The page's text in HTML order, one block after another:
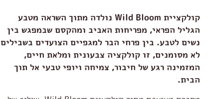
קולקציית Wild Bloom נולדה מתוך השראה מטבע
הגליל הפראי, מפריחות האביב ומהקסם שבמפגש בין
נשים לטבע. בין פרחי הבר למגפיים הצועדים בשבילים
לא מסומנים, זו קולקציה צבעונית ומלאת חיים,
המזמינה רגע של חיבור, צמיחה ויופי טבעי אל תוך
הבית.